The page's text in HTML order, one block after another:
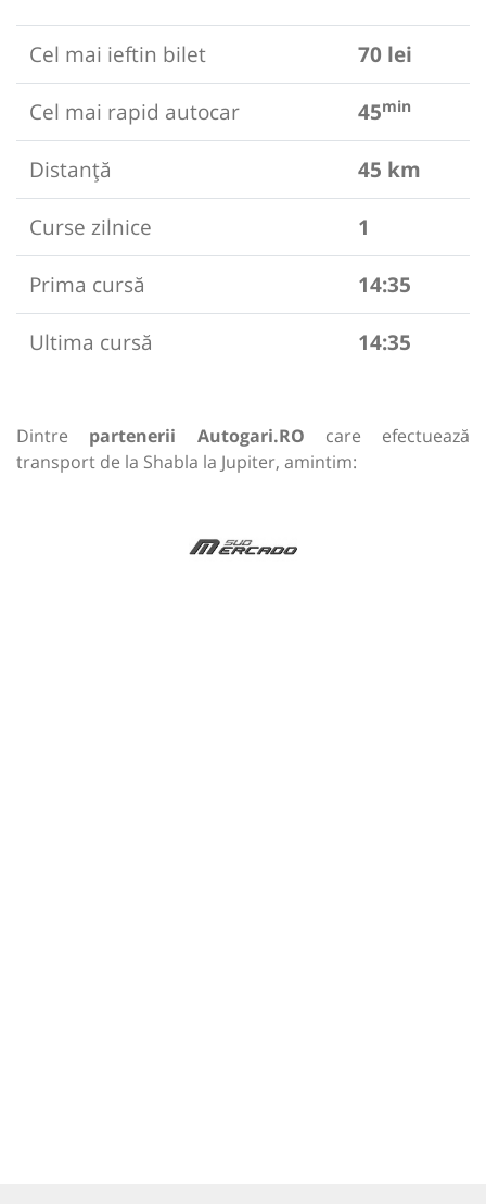
Cel mai ieftin bilet
70 lei
Cel mai rapid autocar
45min
Distanță
45 km
Curse zilnice
1
Prima cursă
14:35
Ultima cursă
14:35
Dintre partenerii Autogari.RO care efectuează
transport de la Shabla la Jupiter, amintim: